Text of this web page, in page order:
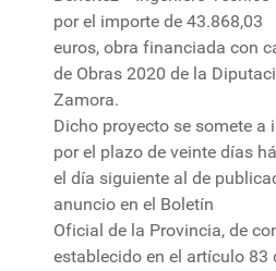
por el importe de 43.868,03
euros, obra financiada con
de Obras 2020 de la
Zamora.
Dicho proyecto se somete
por el plazo de veinte días
el día siguiente al de
anuncio en el Boletín
Oficial de la Provincia, de
establecido en el artículo 83